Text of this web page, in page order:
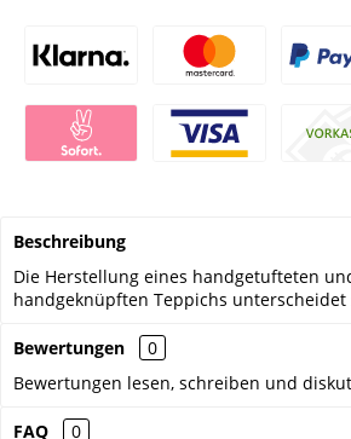
Beschreibung
Die Herstellung eines handgetufteten
handgeknüpften Teppichs unterscheidet
Bewertungen
0
Bewertungen lesen, schreiben und
FAQ
0